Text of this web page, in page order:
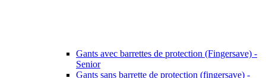
Gants avec barrettes de protection (Fingersave) -
Senior
Gants sans barrette de protection (fingersave) -